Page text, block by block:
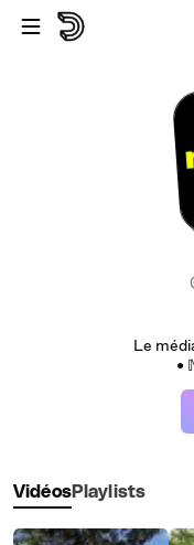
Passer au contenu
Le
•
VidéosPlaylists